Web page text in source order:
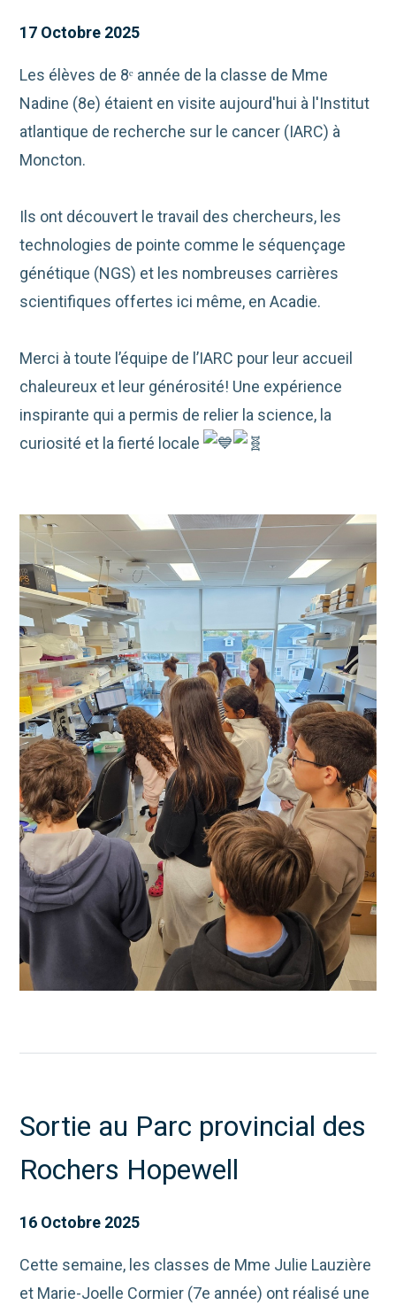
17 Octobre 2025
Les élèves de 8ᵉ année de la classe de Mme
Nadine (8e) étaient en visite aujourd'hui à l'Institut
atlantique de recherche sur le cancer (IARC) à
Moncton.
Ils ont découvert le travail des chercheurs, les
technologies de pointe comme le séquençage
génétique (NGS) et les nombreuses carrières
scientifiques offertes ici même, en Acadie.
Merci à toute l’équipe de l’IARC pour leur accueil
chaleureux et leur générosité! Une expérience
inspirante qui a permis de relier la science, la
curiosité et la fierté locale
Sortie au Parc provincial des
Rochers Hopewell
16 Octobre 2025
Cette semaine, les classes de Mme Julie Lauzière
et Marie-Joelle Cormier (7e année) ont réalisé une